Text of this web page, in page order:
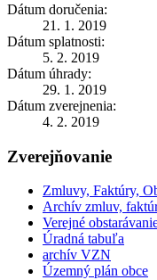
Dátum doručenia:
21. 1. 2019
Dátum splatnosti:
5. 2. 2019
Dátum úhrady:
29. 1. 2019
Dátum zverejnenia:
4. 2. 2019
Zverejňovanie
Zmluvy, Faktúry,
Archív zmluv,
Verejné
Úradná tabuľa
archív VZN
Územný plán obce